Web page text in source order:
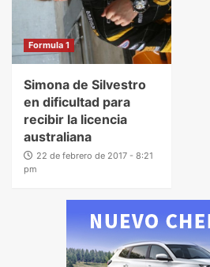
Formula 1
Simona de Silvestro
en dificultad para
recibir la licencia
australiana
22 de febrero de 2017 - 8:21
pm